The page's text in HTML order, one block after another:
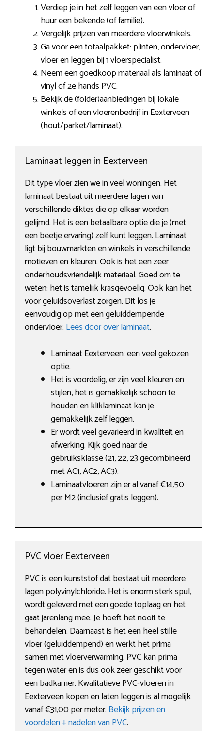
Verdiep je in het zelf leggen van een vloer of
huur een bekende (of familie).
Vergelijk prijzen van meerdere vloerwinkels.
Ga voor een totaalpakket: plinten, ondervloer,
vloer en leggen bij 1 vloerspecialist.
Neem een goedkoop materiaal als laminaat of
vinyl of 2e hands PVC.
Bekijk de (folder)aanbiedingen bij lokale
winkels of een vloerenbedrijf in Eexterveen
(hout/parket/laminaat).
Laminaat leggen in Eexterveen
Dit type vloer zien we in veel woningen. Het
laminaat bestaat uit meerdere lagen van
verschillende diktes die op elkaar worden
gelijmd. Het is een betaalbare optie die je (met
een beetje ervaring) zelf kunt leggen. Laminaat
ligt bij bouwmarkten en winkels in verschillende
motieven en kleuren. Ook is het een zeer
onderhoudsvriendelijk materiaal. Goed om te
weten: het is tamelijk krasgevoelig. Ook kan het
voor geluidsoverlast zorgen. Dit los je
eenvoudig op met een geluiddempende
ondervloer. Lees door over laminaat.
Laminaat Eexterveen: een veel gekozen
optie.
Het is voordelig, er zijn veel kleuren en
stijlen, het is gemakkelijk schoon te
houden en kliklaminaat kan je
gemakkelijk zelf leggen.
Er wordt veel gevarieerd in kwaliteit en
afwerking. Kijk goed naar de
gebruiksklasse (21, 22, 23 gecombineerd
met AC1, AC2, AC3).
Laminaatvloeren zijn er al vanaf €14,50
per M2 (inclusief gratis leggen).
PVC vloer Eexterveen
PVC is een kunststof dat bestaat uit meerdere
lagen polyvinylchloride. Het is enorm sterk spul,
wordt geleverd met een goede toplaag en het
gaat jarenlang mee. Je hoeft het nooit te
behandelen. Daarnaast is het een heel stille
vloer (geluiddempend) en werkt het prima
samen met vloerverwarming. PVC kan prima
tegen water en is dus ook zeer geschikt voor
een badkamer. Kwalitatieve PVC-vloeren in
Eexterveen kopen en laten leggen is al mogelijk
vanaf €31,00 per meter. Bekijk prijzen en
voordelen + nadelen van PVC.